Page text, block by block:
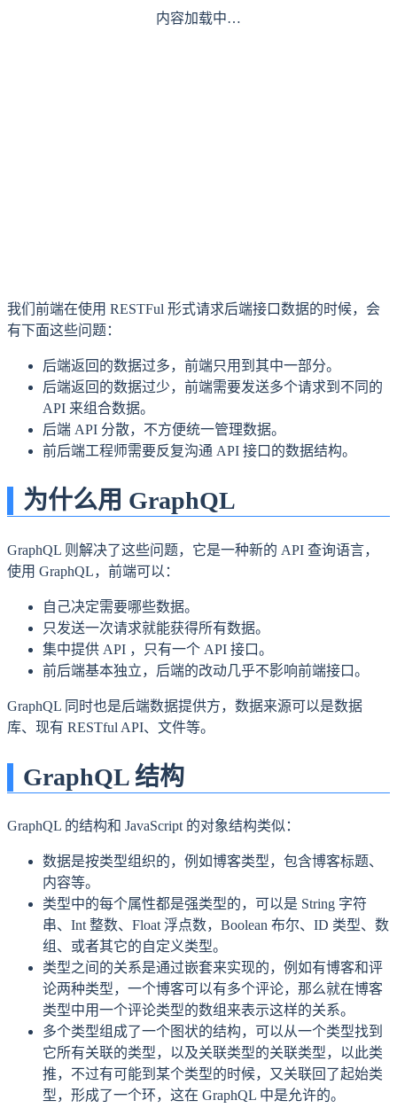
内容加载中…
我们前端在使用 RESTFul 形式请求后端接口数据的时候，会
有下面这些问题：
后端返回的数据过多，前端只用到其中一部分。
后端返回的数据过少，前端需要发送多个请求到不同的
API 来组合数据。
后端 API 分散，不方便统一管理数据。
前后端工程师需要反复沟通 API 接口的数据结构。
为什么用 GraphQL
GraphQL 则解决了这些问题，它是一种新的 API 查询语言，
使用 GraphQL，前端可以：
自己决定需要哪些数据。
只发送一次请求就能获得所有数据。
集中提供 API ，只有一个 API 接口。
前后端基本独立，后端的改动几乎不影响前端接口。
GraphQL 同时也是后端数据提供方，数据来源可以是数据
库、现有 RESTful API、文件等。
GraphQL 结构
GraphQL 的结构和 JavaScript 的对象结构类似：
数据是按类型组织的，例如博客类型，包含博客标题、
内容等。
类型中的每个属性都是强类型的，可以是 String 字符
串、Int 整数、Float 浮点数，Boolean 布尔、ID 类型、数
组、或者其它的自定义类型。
类型之间的关系是通过嵌套来实现的，例如有博客和评
论两种类型，一个博客可以有多个评论，那么就在博客
类型中用一个评论类型的数组来表示这样的关系。
多个类型组成了一个图状的结构，可以从一个类型找到
它所有关联的类型，以及关联类型的关联类型，以此类
推，不过有可能到某个类型的时候，又关联回了起始类
型，形成了一个环，这在 GraphQL 中是允许的。